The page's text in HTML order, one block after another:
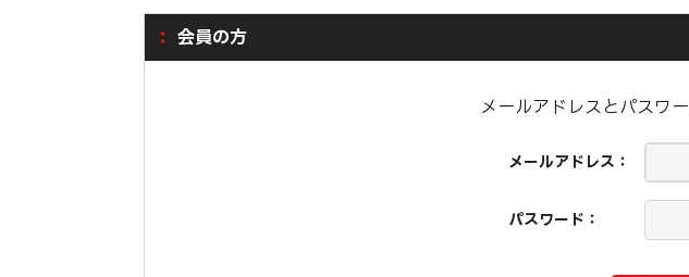
会員の方
メールアドレスとパスワ
メールアドレス：
パスワード：